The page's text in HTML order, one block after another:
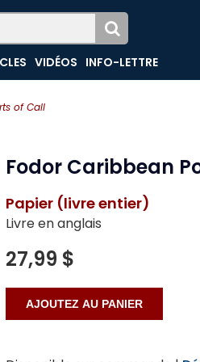
of Call
VIDÉOS INFO-LETTRE
Fodor Caribbean
Papier (livre entier)
Livre en anglais
27,99 $